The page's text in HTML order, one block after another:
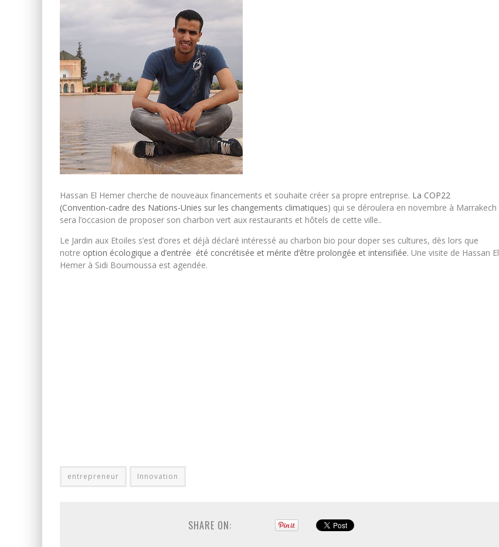
Hassan El Hemer cherche de nouveaux financements et souhaite créer sa propre entreprise. La COP22
(Convention-cadre des Nations-Unies sur les changements climatiques) qui se déroulera en novembre à Marrakech
sera l’occasion de proposer son charbon vert aux restaurants et hôtels de cette ville..
Le Jardin aux Etoiles s’est d’ores et déjà déclaré intéressé au charbon bio pour doper ses cultures, dès lors que
notre option écologique a d’entrée été concrétisée et mérite d’être prolongée et intensifiée. Une visite de Hassan El
Hemer à Sidi Boumoussa est agendée.
entrepreneur Innovation
SHARE ON: